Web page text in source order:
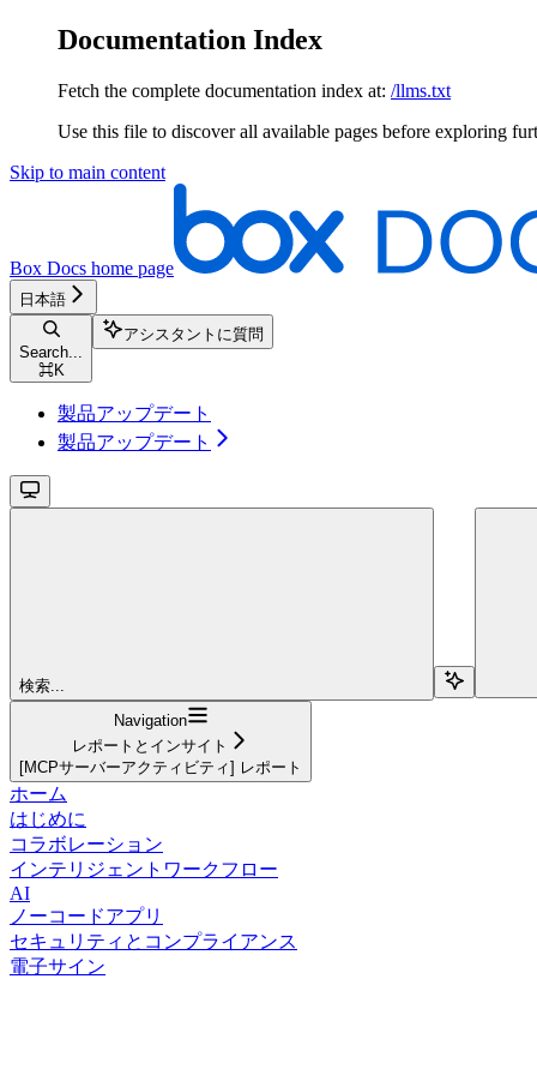
Documentation Index
Fetch the complete documentation index at: /llms.txt
Use this file to discover all available pages before exploring
Skip to main content
Box Docs home page
日本語
Search...
⌘K
アシスタントに質問
製品アップデート
製品アップデート
検索...
Navigation
レポートとインサイト
[MCPサーバーアクティビティ] レポート
ホーム
はじめに
コラボレーション
インテリジェントワークフロー
AI
ノーコードアプリ
セキュリティとコンプライアンス
電子サイン